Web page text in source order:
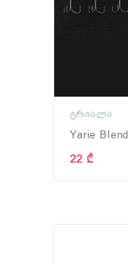
ᲢᲠᲘᲐᲚᲐ
Yarie
22 ₾